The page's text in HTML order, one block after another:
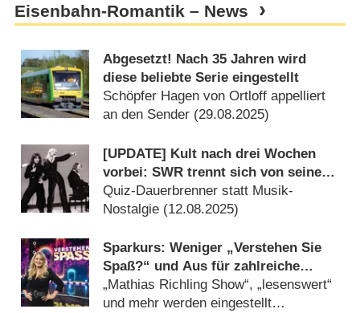
Eisenbahn-Romantik – News
Abgesetzt! Nach 35 Jahren wird
diese beliebte Serie eingestellt
Schöpfer Hagen von Ortloff appelliert
an den Sender (29.08.2025)
[UPDATE] Kult nach drei Wochen
vorbei: SWR trennt sich von seinen
Kulthits
Quiz-Dauerbrenner statt Musik-
Nostalgie (12.08.2025)
Sparkurs: Weniger „Verstehen Sie
Spaß?“ und Aus für zahlreiche
SWR-Formate
„Mathias Richling Show“, „lesenswert“
und mehr werden eingestellt